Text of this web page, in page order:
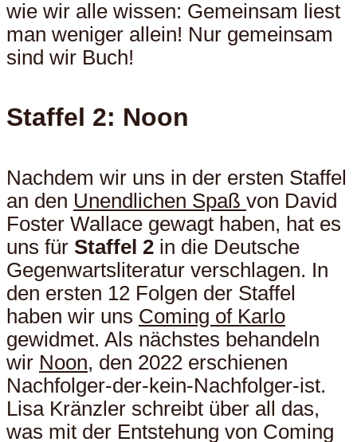
wie wir alle wissen: Gemeinsam liest
man weniger allein! Nur gemeinsam
sind wir Buch!
Staffel 2: Noon
Nachdem wir uns in der ersten Staffel
an den Unendlichen Spaß von David
Foster Wallace gewagt haben, hat es
uns für Staffel 2 in die Deutsche
Gegenwartsliteratur verschlagen. In
den ersten 12 Folgen der Staffel
haben wir uns Coming of Karlo
gewidmet. Als nächstes behandeln
wir Noon, den 2022 erschienen
Nachfolger-der-kein-Nachfolger-ist.
Lisa Kränzler schreibt über all das,
was mit der Entstehung von Coming